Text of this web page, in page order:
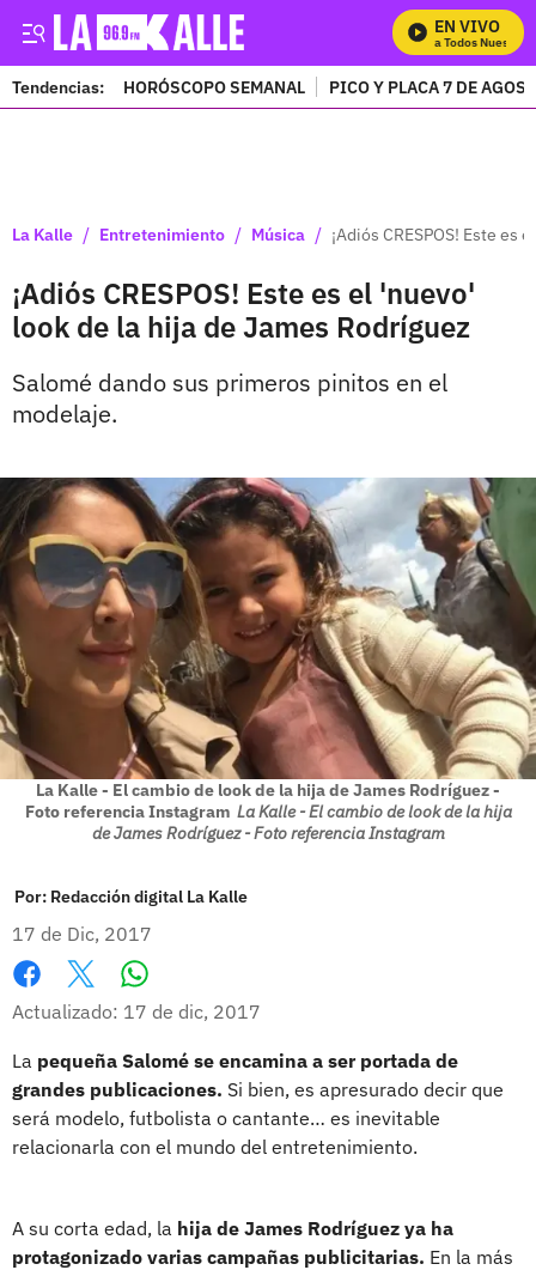
EN VIVO
Mira Todos Nuestros
Tendencias: HORÓSCOPO SEMANAL PICO Y PLACA 7 DE
La Kalle / Entretenimiento / Música / ¡Adiós CRESPOS! Este
¡Adiós CRESPOS! Este es el 'nuevo'
look de la hija de James Rodríguez
Salomé dando sus primeros pinitos en el
modelaje.
La Kalle - El cambio de look de la hija de James Rodríguez -
Foto referencia Instagram La Kalle - El cambio de look de la hija
de James Rodríguez - Foto referencia Instagram
Por: Redacción digital La Kalle
17 de Dic, 2017
Facebook
X
Actualizado: 17 de dic, 2017
La pequeña Salomé se encamina a ser portada de
grandes publicaciones. Si bien, es apresurado decir que
será modelo, futbolista o cantante… es inevitable
relacionarla con el mundo del entretenimiento.
A su corta edad, la hija de James Rodríguez ya ha
protagonizado varias campañas publicitarias. En la más